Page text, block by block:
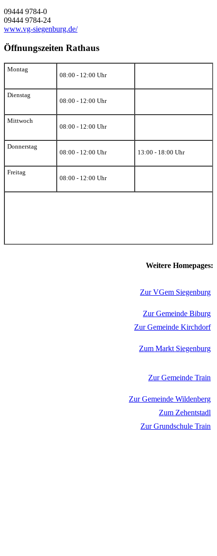
09444 9784-0
09444 9784-24
www.vg-siegenburg.de/
Öffnungszeiten Rathaus
Montag
08:00 - 12:00 Uhr
Dienstag
08:00 - 12:00 Uhr
Mittwoch
08:00 - 12:00 Uhr
Donnerstag
08:00 - 12:00 Uhr
13:00 - 18:00 Uhr
Freitag
08:00 - 12:00 Uhr
Weitere Homepages:
Zur VGem Siegenburg
Zur Gemeinde Biburg
Zur Gemeinde Kirchdorf
Zum Markt Siegenburg
Zur Gemeinde Train
Zur Gemeinde Wildenberg
Zum Zehentstadl
Zur Grundschule Train